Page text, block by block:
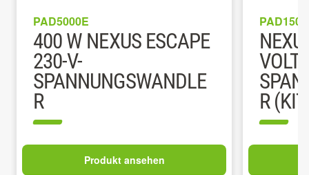
PAD5000E
400 W NEXUS ESCAPE
230-V-
SPANNUNGSWANDLE
R
Produkt ansehen
VOLT
R